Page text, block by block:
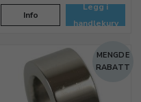
Info
Legg i
handlekurv
MENGDE
RABATT